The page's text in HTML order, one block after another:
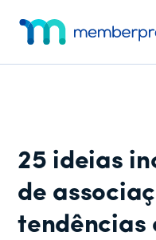
para
conteúdo
para
barra
para
rodapé
adicional
completo
para
WordPress
25 ideias
de
tendências